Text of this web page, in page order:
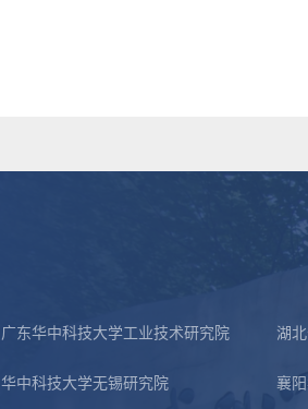
广东华中科技大学工业技术研究院 湖
华中科技大学无锡研究院 襄